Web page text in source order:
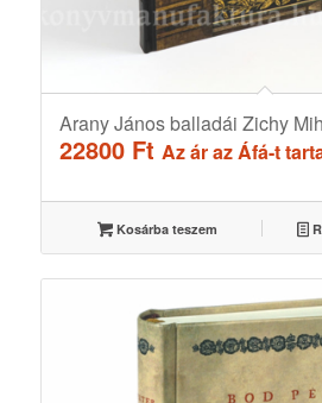
Arany János balladái Zichy
22800 Ft Az ár az Áfá-t
Kosárba teszem